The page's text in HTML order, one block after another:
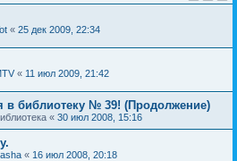
« 25 дек 2009, 22:34
« 11 июл 2009, 21:42
в библиотеку № 39! (Продолжение)
« 30 июл 2008, 15:16
« 16 июл 2008, 20:18